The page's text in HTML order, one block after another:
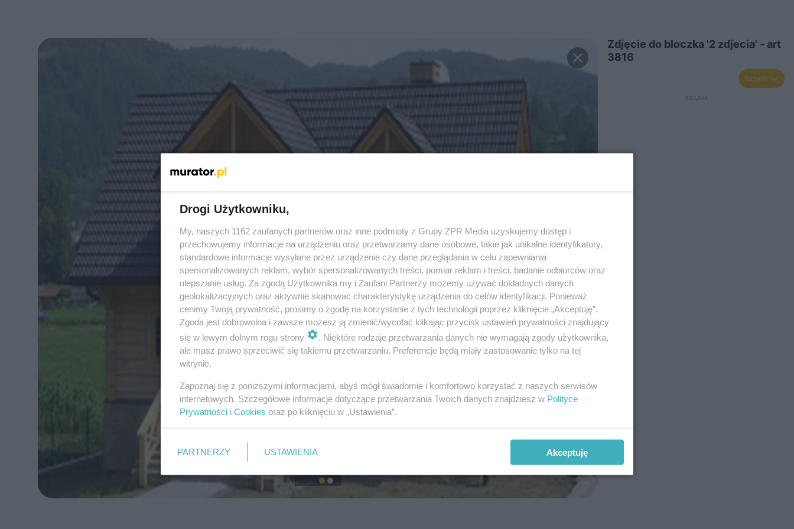
Zdjęcie do bloczka '2 zdjecia' - art
3816
Rozwiń
Drogi Użytkowniku,
My, naszych 1162 zaufanych partnerów oraz inne podmioty z Grupy ZPR Media uzyskujemy dostęp i
przechowujemy informacje na urządzeniu oraz przetwarzamy dane osobowe, takie jak unikalne identyfikatory,
standardowe informacje wysyłane przez urządzenie czy dane przeglądania w celu zapewniania
spersonalizowanych reklam, wybór spersonalizowanych treści, pomiar reklam i treści, badanie odbiorców oraz
ulepszanie usług. Za zgodą Użytkownika my i Zaufani Partnerzy możemy używać dokładnych danych
geolokalizacyjnych oraz aktywnie skanować charakterystykę urządzenia do celów identyfikacji. Ponieważ
cenimy Twoją prywatność, prosimy o zgodę na korzystanie z tych technologii poprzez kliknięcie „Akceptuję”.
Zgoda jest dobrowolna i zawsze możesz ją zmienić/wycofać klikając przycisk ustawień prywatności znajdujący
się w lewym dolnym rogu strony
. Niektóre rodzaje przetwarzania danych nie wymagają zgody użytkownika,
ale masz prawo sprzeciwić się takiemu przetwarzaniu. Preferencje będą miały zastosowanie tylko na tej
witrynie.
Zapoznaj się z poniższymi informacjami, abyś mógł świadomie i komfortowo korzystać z naszych serwisów
internetowych. Szczegółowe informacje dotyczące przetwarzania Twoich danych znajdziesz w Polityce
Prywatności i Cookies oraz po kliknięciu w „Ustawienia”.
PARTNERZY USTAWIENIA Akceptuję